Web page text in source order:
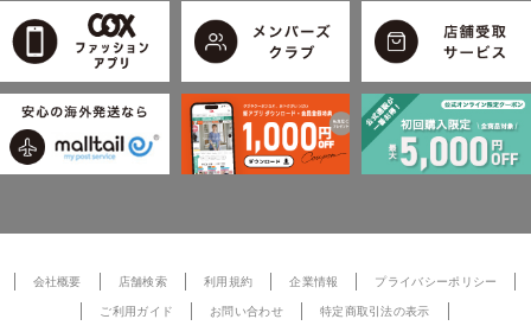
会社概要 店舗検索 利用規約 企業情報 プライバシーポリシー
ご利用ガイド お問い合わせ 特定商取引法の表示